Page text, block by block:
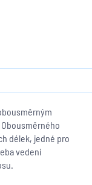
délek, jedné pro
vedení